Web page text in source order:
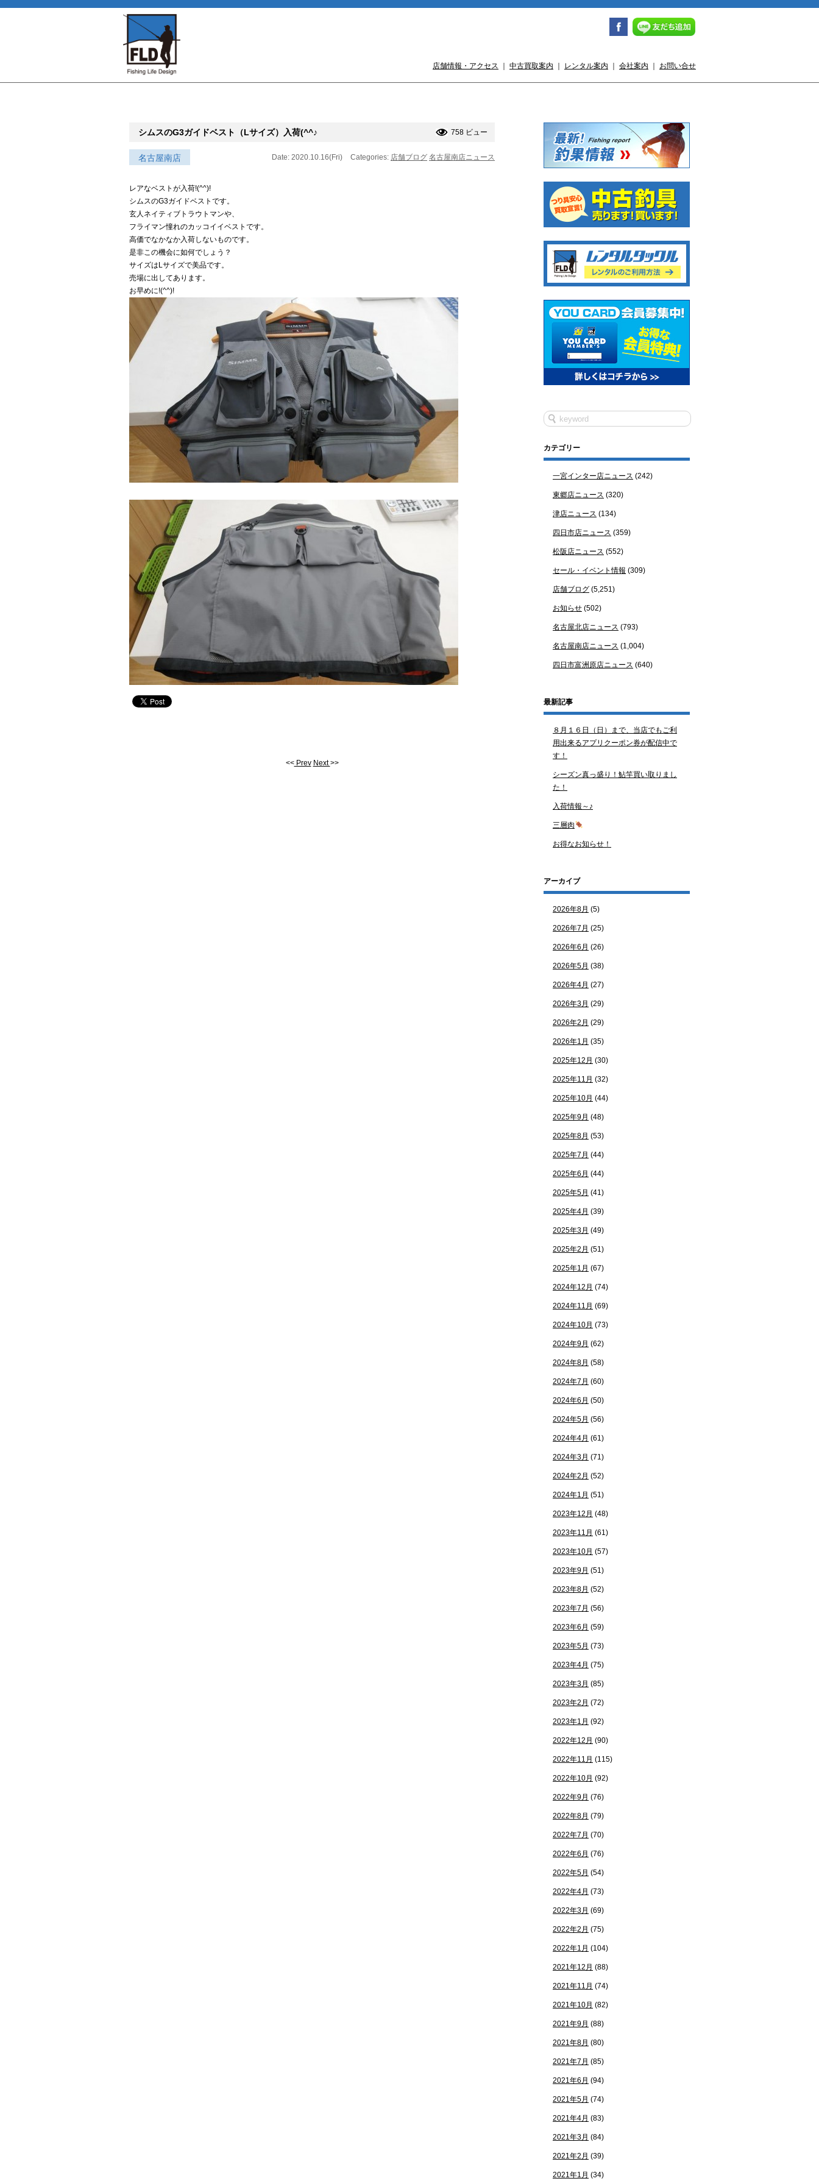
店舗情報・アクセス 中古買取案内 レンタル案内 会社案内 お問い合せ
シムスのG3ガイドベスト（Lサイズ）入荷(^^♪ 758 ビュー
名古屋南店 Date: 2020.10.16(Fri) Categories: 店舗ブログ 名古屋南店ニュース
レアなベストが入荷!(^^)!
シムスのG3ガイドベストです。
玄人ネイティブトラウトマンや、
フライマン憧れのカッコイイベストです。
高価でなかなか入荷しないものです。
是非この機会に如何でしょう？
サイズはLサイズで美品です。
売場に出してあります。
お早めに!(^^)!
<<Prev Next>>
カテゴリー
一宮インター店ニュース (242)
東郷店ニュース (320)
津店ニュース (134)
四日市店ニュース (359)
松阪店ニュース (552)
セール・イベント情報 (309)
店舗ブログ (5,251)
お知らせ (502)
名古屋北店ニュース (793)
名古屋南店ニュース (1,004)
四日市富洲原店ニュース (640)
最新記事
８月１６日（日）まで、当店でもご利
用出来るアプリクーポン券が配信中で
す！
シーズン真っ盛り！鮎竿買い取りまし
た！
入荷情報～♪
三層肉
お得なお知らせ！
アーカイブ
2026年8月 (5)
2026年7月 (25)
2026年6月 (26)
2026年5月 (38)
2026年4月 (27)
2026年3月 (29)
2026年2月 (29)
2026年1月 (35)
2025年12月 (30)
2025年11月 (32)
2025年10月 (44)
2025年9月 (48)
2025年8月 (53)
2025年7月 (44)
2025年6月 (44)
2025年5月 (41)
2025年4月 (39)
2025年3月 (49)
2025年2月 (51)
2025年1月 (67)
2024年12月 (74)
2024年11月 (69)
2024年10月 (73)
2024年9月 (62)
2024年8月 (58)
2024年7月 (60)
2024年6月 (50)
2024年5月 (56)
2024年4月 (61)
2024年3月 (71)
2024年2月 (52)
2024年1月 (51)
2023年12月 (48)
2023年11月 (61)
2023年10月 (57)
2023年9月 (51)
2023年8月 (52)
2023年7月 (56)
2023年6月 (59)
2023年5月 (73)
2023年4月 (75)
2023年3月 (85)
2023年2月 (72)
2023年1月 (92)
2022年12月 (90)
2022年11月 (115)
2022年10月 (92)
2022年9月 (76)
2022年8月 (79)
2022年7月 (70)
2022年6月 (76)
2022年5月 (54)
2022年4月 (73)
2022年3月 (69)
2022年2月 (75)
2022年1月 (104)
2021年12月 (88)
2021年11月 (74)
2021年10月 (82)
2021年9月 (88)
2021年8月 (80)
2021年7月 (85)
2021年6月 (94)
2021年5月 (74)
2021年4月 (83)
2021年3月 (84)
2021年2月 (39)
2021年1月 (34)